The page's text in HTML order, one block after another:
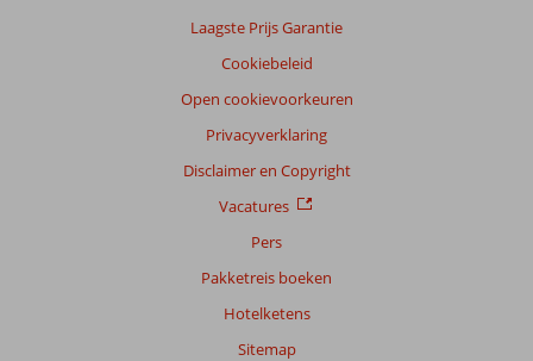
Laagste Prijs Garantie
Cookiebeleid
Open cookievoorkeuren
Privacyverklaring
Disclaimer en Copyright
Vacatures
Pers
Pakketreis boeken
Hotelketens
Sitemap